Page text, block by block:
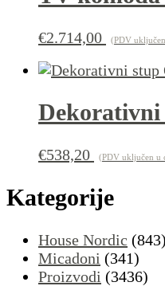
€2.714,00 (PDV
€538,20 (PDV uključen u
Kategorije
House Nordic (843)
Micadoni (341)
Proizvodi (3436)